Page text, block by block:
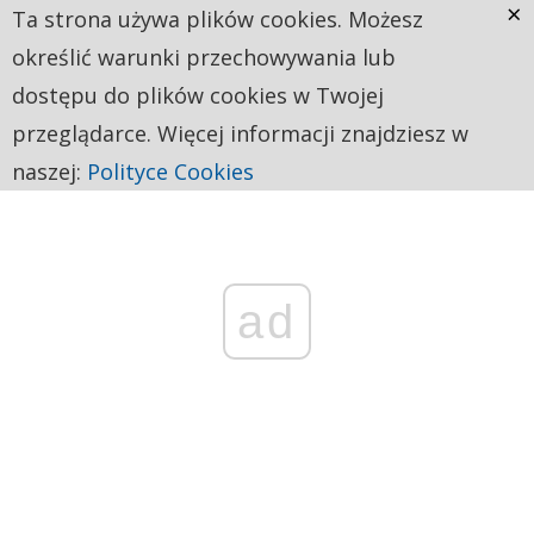
ad
Ta strona używa plików cookies. Możesz
określić warunki przechowywania lub
dostępu do plików cookies w Twojej
przeglądarce. Więcej informacji znajdziesz w
naszej: Polityce Cookies
×